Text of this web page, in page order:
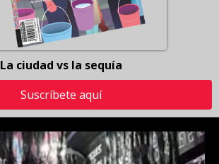
La ciudad vs la sequía
Suscríbete aquí